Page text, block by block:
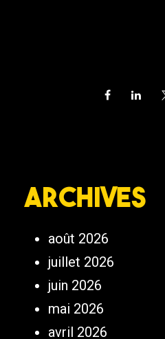
Archives
août 2026
juillet 2026
juin 2026
mai 2026
avril 2026